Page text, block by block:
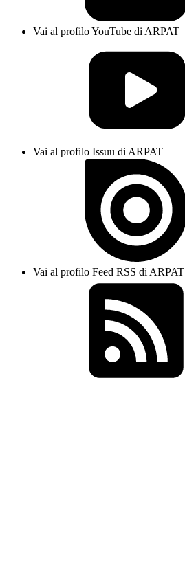
Vai al profilo YouTube di ARPAT
Vai al profilo Issuu di ARPAT
Vai al profilo Feed RSS di ARPAT